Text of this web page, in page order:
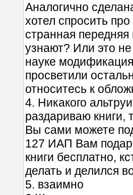
Аналогично
хотел спросить
странная
узнают? Или это
науке
просветили
относитесь к
4. Никакого
раздариваю книги,
Вы сами можете
127 ИАП Вам
книги бесплатно,
делать и делился
5. взаимно